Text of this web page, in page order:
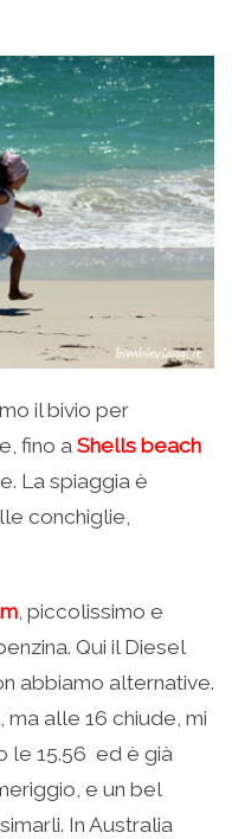
il bivio per
fino aShells beach
La spiaggia è
conchiglie,
, piccolissimo e
Qui il Diesel
abbiamo alternative.
alle 16 chiude, mi
le 15.56 ed è già
e un bel
In Australia